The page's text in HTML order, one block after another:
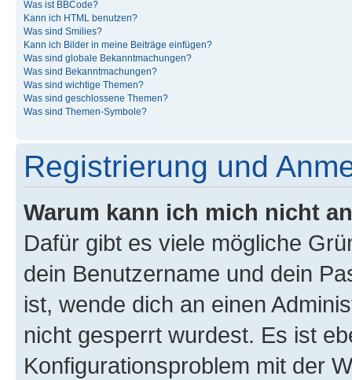
Was ist BBCode?
Kann ich HTML benutzen?
Was sind Smilies?
Kann ich Bilder in meine Beiträge einfügen?
Was sind globale Bekanntmachungen?
Was sind Bekanntmachungen?
Was sind wichtige Themen?
Was sind geschlossene Themen?
Was sind Themen-Symbole?
Registrierung und
Warum kann ich mich nicht
Dafür gibt es viele mögliche
dein Benutzername und dein
ist, wende dich an einen
nicht gesperrt wurdest. Es ist
Konfigurationsproblem mit der